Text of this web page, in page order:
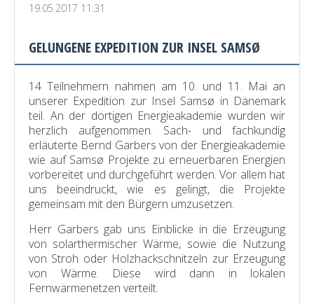
19.05.2017 11:31
GELUNGENE EXPEDITION ZUR INSEL SAMSØ
14 Teilnehmern nahmen am 10. und 11. Mai an
unserer Expedition zur Insel Samsø in Dänemark
teil. An der dortigen Energieakademie wurden wir
herzlich aufgenommen. Sach- und fachkundig
erläuterte Bernd Garbers von der Energieakademie
wie auf Samsø Projekte zu erneuerbaren Energien
vorbereitet und durchgeführt werden. Vor allem hat
uns beeindruckt, wie es gelingt, die Projekte
gemeinsam mit den Bürgern umzusetzen.
Herr Garbers gab uns Einblicke in die Erzeugung
von solarthermischer Wärme, sowie die Nutzung
von Stroh oder Holzhackschnitzeln zur Erzeugung
von Wärme. Diese wird dann in lokalen
Fernwärmenetzen verteilt.